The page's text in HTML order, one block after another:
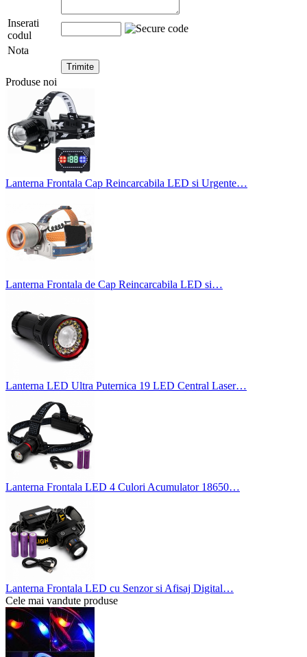
Inserati
codul
Nota
Produse noi
Lanterna Frontala Cap Reincarcabila LED si Urgente…
Lanterna Frontala de Cap Reincarcabila LED si…
Lanterna LED Ultra Puternica 19 LED Central Laser…
Lanterna Frontala LED 4 Culori Acumulator 18650…
Lanterna Frontala LED cu Senzor si Afisaj Digital…
Cele mai vandute produse